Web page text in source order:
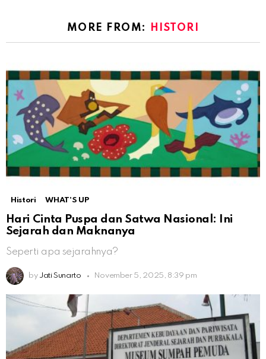
MORE FROM: HISTORI
Histori WHAT'S UP
Hari Cinta Puspa dan Satwa Nasional: Ini
Sejarah dan Maknanya
Seperti apa sejarahnya?
by Jati Sunarto November 5, 2025, 8:39 pm